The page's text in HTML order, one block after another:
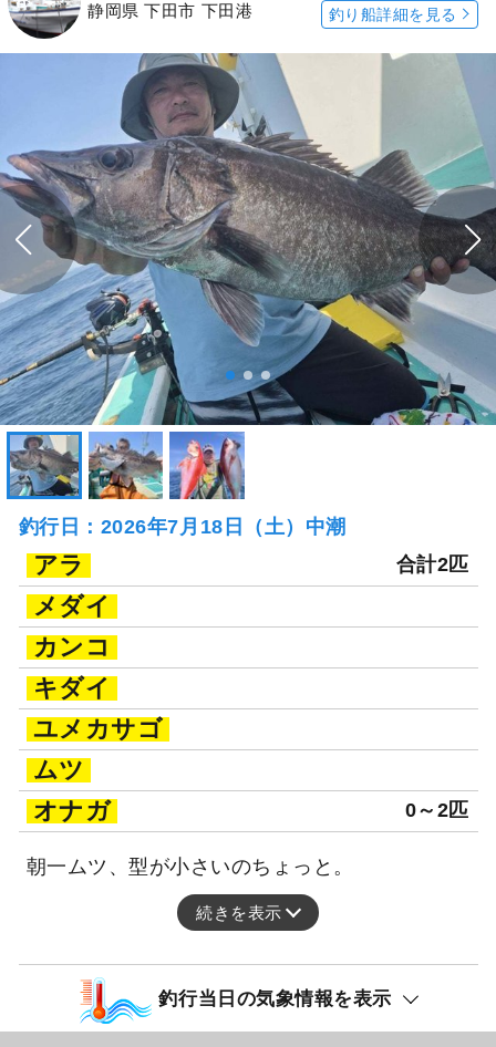
静岡県 下田市 下田港 釣り船詳細を見る
釣行日：2026年7月18日（土）中潮
アラ 合計2匹
メダイ
カンコ
キダイ
ユメカサゴ
ムツ
オナガ
0～2匹
朝一ムツ、型が小さいのちょっと。
続きを表示
釣行当日の気象情報を表示